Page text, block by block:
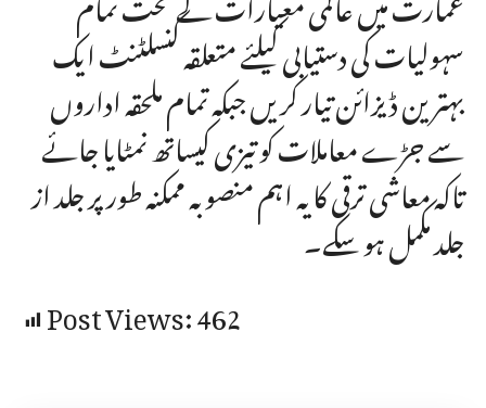
سہولیات کی دستیابی کیلئے متعلقہ کنسلٹنٹ ایک
بہترین ڈیزائن تیار کریں جبکہ تمام ملحقہ اداروں
سے جڑے معاملات کو تیزی کیساتھ نمٹایا جائے
تاکہ معاشی ترقی کا یہ اہم منصوبہ ممکنہ طور پر جلد از
جلد مکمل ہو سکے۔
Post Views:462